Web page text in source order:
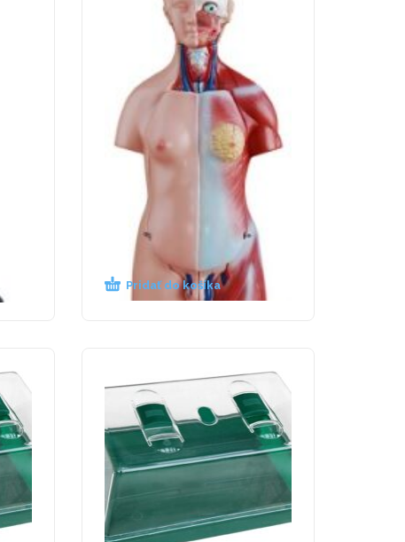
Mini torzo, 23-dielne,
rozoberateľné, 45 cm
99,02€
Pridať do košíka